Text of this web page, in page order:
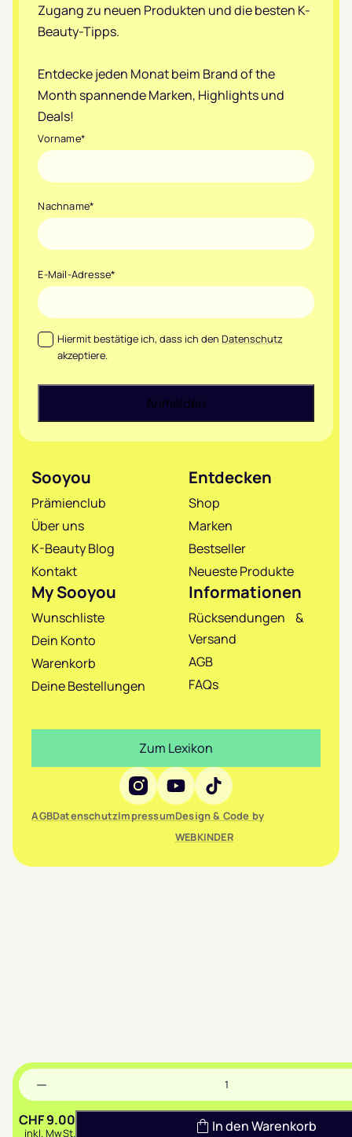
Header
Anzahl
verringern
CHF9.00
inkl. MwSt. In den Warenkorb
Zugang zu neuen Produkten und die besten K-
Beauty-Tipps.
Entdecke jeden Monat beim Brand of the
Month spannende Marken, Highlights und
Deals!
Vorname*
Nachname*
E-Mail-Adresse*
Datenschutz*
Hiermit bestätige ich, dass ich den Datenschutz
akzeptiere.
Sooyou
Prämienclub
Über uns
K-Beauty Blog
Kontakt
Entdecken
Shop
Marken
Bestseller
Neueste Produkte
My Sooyou
Wunschliste
Dein Konto
Warenkorb
Deine Bestellungen
Informationen
Rücksendungen &
Versand
AGB
FAQs
Social Media
AGBDatenschutzImpressumDesign & Code by
WEBKINDER
Zum Lexikon